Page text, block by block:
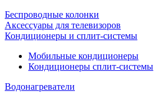
Беспроводные колонки
Аксессуары для телевизоров
Кондиционеры и сплит-системы
Мобильные кондиционеры
Кондиционеры сплит-системы
Водонагреватели